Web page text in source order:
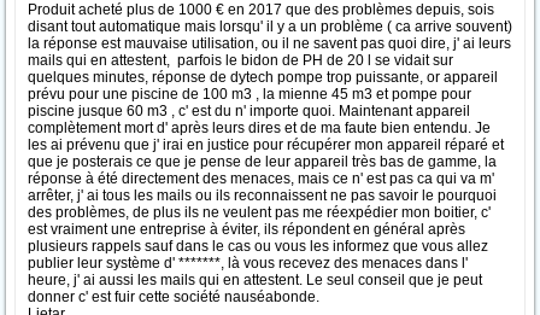
Produit acheté plus de 1000 € en 2017 que des problèmes depuis, sois
disant tout automatique mais lorsqu' il y a un problème ( ca arrive souvent)
la réponse est mauvaise utilisation, ou il ne savent pas quoi dire, j' ai leurs
mails qui en attestent, parfois le bidon de PH de 20 l se vidait sur
quelques minutes, réponse de dytech pompe trop puissante, or appareil
prévu pour une piscine de 100 m3 , la mienne 45 m3 et pompe pour
piscine jusque 60 m3 , c' est du n' importe quoi. Maintenant appareil
complètement mort d' après leurs dires et de ma faute bien entendu. Je
les ai prévenu que j' irai en justice pour récupérer mon appareil réparé et
que je posterais ce que je pense de leur appareil très bas de gamme, la
réponse à été directement des menaces, mais ce n' est pas ca qui va m'
arrêter, j' ai tous les mails ou ils reconnaissent ne pas savoir le pourquoi
des problèmes, de plus ils ne veulent pas me réexpédier mon boitier, c'
est vraiment une entreprise à éviter, ils répondent en général après
plusieurs rappels sauf dans le cas ou vous les informez que vous allez
publier leur système d' *******, là vous recevez des menaces dans l'
heure, j' ai aussi les mails qui en attestent. Le seul conseil que je peut
donner c' est fuir cette société nauséabonde.